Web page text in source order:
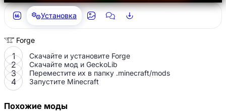
Установка
Forge
Скачайте и установите Forge
Скачайте мод и GeckoLib
Переместите их в папку .minecraft/mods
Запустите Minecraft
Похожие моды